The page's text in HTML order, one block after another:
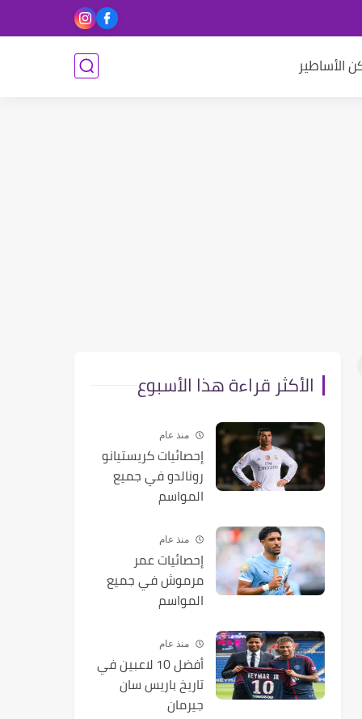
الأساطير
الأكثر قراءة هذا الأسبوع
منذ عام
إحصائيات كريستيانو
رونالدو في جميع
المواسم
منذ عام
إحصائيات عمر
مرموش في جميع
المواسم
منذ عام
أفضل 10 لاعبين في
تاريخ باريس سان
جيرمان